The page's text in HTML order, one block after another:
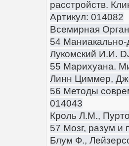
расстройств.
Артикул: 014082
Всемирная
54 Маниакально-
Лукомский И.И.
55 Марихуана.
Линн Циммер,
56 Методы
014043
Кроль Л.М.,
57 Мозг, разум и
Блум Ф.,